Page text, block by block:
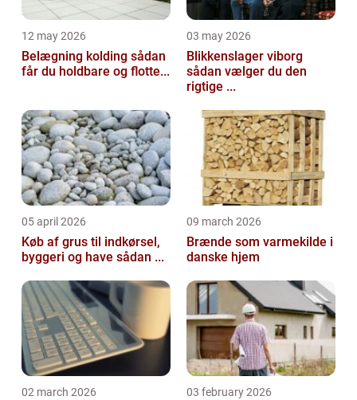
12 may 2026
Belægning kolding sådan
får du holdbare og flotte...
03 may 2026
Blikkenslager viborg
sådan vælger du den
rigtige ...
05 april 2026
Køb af grus til indkørsel,
byggeri og have sådan ...
09 march 2026
Brænde som varmekilde i
danske hjem
02 march 2026 03 february 2026